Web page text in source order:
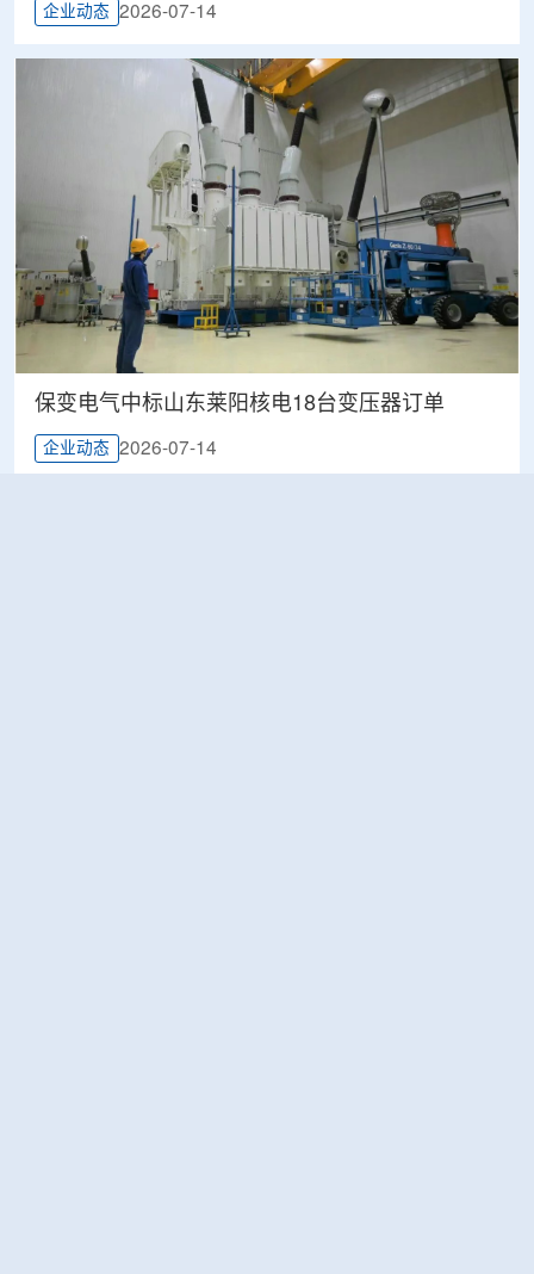
企业动态 2026-07-14
保变电气中标山东莱阳核电18台变压器订单
企业动态 2026-07-14